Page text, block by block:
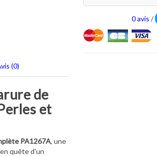
(0)
de
et
PA1267A, une
quête d'un
0 avis /